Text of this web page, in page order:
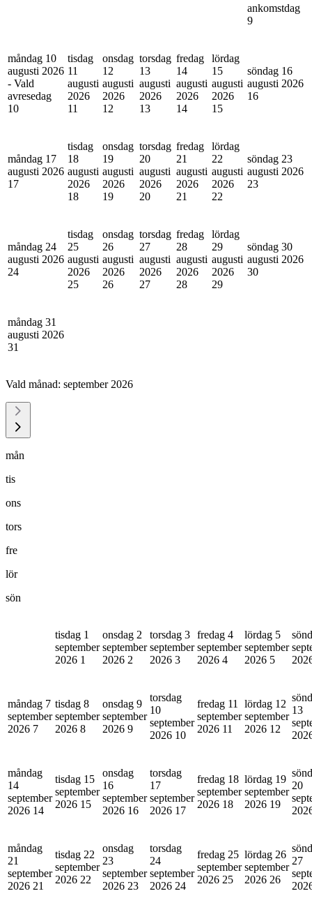
ankomstdag
9
måndag 10
augusti 2026
- Vald
avresedag
10
tisdag
11
augusti
2026
11
onsdag
12
augusti
2026
12
torsdag
13
augusti
2026
13
fredag
14
augusti
2026
14
lördag
15
augusti
2026
15
söndag 16
augusti 2026
16
måndag 17
augusti 2026
17
tisdag
18
augusti
2026
18
onsdag
19
augusti
2026
19
torsdag
20
augusti
2026
20
fredag
21
augusti
2026
21
lördag
22
augusti
2026
22
söndag 23
augusti 2026
23
måndag 24
augusti 2026
24
tisdag
25
augusti
2026
25
onsdag
26
augusti
2026
26
torsdag
27
augusti
2026
27
fredag
28
augusti
2026
28
lördag
29
augusti
2026
29
söndag 30
augusti 2026
30
måndag 31
augusti 2026
31
Vald månad: september 2026
mån
tis
ons
tors
fre
lör
sön
tisdag 1
september
2026 1
onsdag 2
september
2026 2
torsdag 3
september
2026 3
fredag 4
september
2026 4
lördag 5
september
2026 5
måndag 7
september
2026 7
tisdag 8
september
2026 8
onsdag 9
september
2026 9
torsdag
10
september
2026 10
fredag 11
september
2026 11
lördag 12
september
2026 12
13
måndag
14
september
2026 14
tisdag 15
september
2026 15
onsdag
16
september
2026 16
torsdag
17
september
2026 17
fredag 18
september
2026 18
lördag 19
september
2026 19
20
måndag
21
september
2026 21
tisdag 22
september
2026 22
onsdag
23
september
2026 23
torsdag
24
september
2026 24
fredag 25
september
2026 25
lördag 26
september
2026 26
27